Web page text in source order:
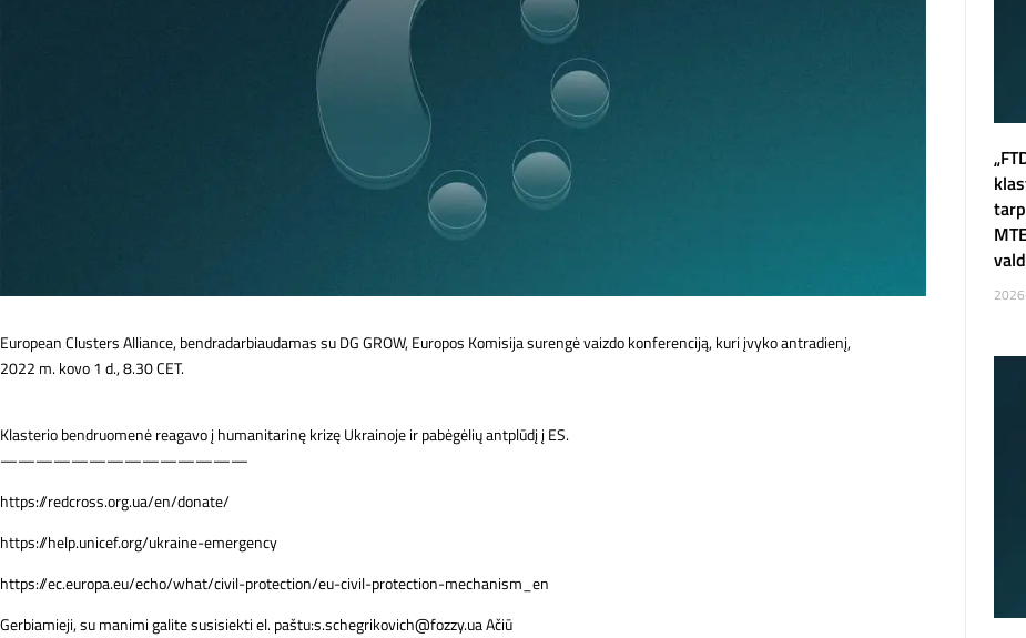
European Clusters Alliance, bendradarbiaudamas su DG GROW, Europos Komisija surengė vaizdo konferenciją, kuri įvyko antradienį,
2022 m. kovo 1 d., 8.30 CET.
Klasterio bendruomenė reagavo į humanitarinę krizę Ukrainoje ir pabėgėlių antplūdį į ES.
——————————————
https://redcross.org.ua/en/donate/
https://help.unicef.org/ukraine-emergency
https://ec.europa.eu/echo/what/civil-protection/eu-civil-protection-mechanism_en
Gerbiamieji, su manimi galite susisiekti el. paštu:s.schegrikovich@fozzy.ua Ačiū